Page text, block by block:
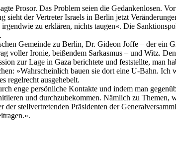
Prosor. Das Problem seien die Gedankenlosen.
der Vertreter Israels in Berlin jetzt
zu erklären, nichts taugen«. Die
Gemeinde zu Berlin, Dr. Gideon Joffe – der ein
voller Ironie, beißendem Sarkasmus – und Witz.
zur Lage in Gaza berichtete und feststellte, man
»Wahrscheinlich bauen sie dort eine U-Bahn.
regelrecht ausgehebelt.
enge persönliche Kontakte und indem man
und durchzubekommen. Nämlich zu Themen,
stellvertretenden Präsidenten der